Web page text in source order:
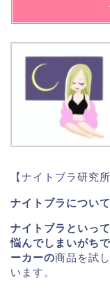
【ナイトブラ研究
ナイトブラについ
ナイトブラといっ
悩んでしまいがち
ーカーの商品を試
います。